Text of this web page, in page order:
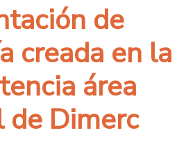
de
creada en la
área
de Dimerc